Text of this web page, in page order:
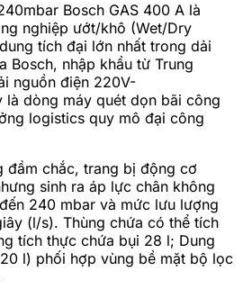
Bosch GAS 400 A là
nghiệp ướt/khô (Wet/Dry
tích đại lớn nhất trong dải
Bosch, nhập khẩu từ Trung
nguồn điện 220V-
dòng máy quét dọn bãi công
logistics quy mô đại công
đầm chắc, trang bị động cơ
sinh ra áp lực chân không
240 mbar và mức lưu lượng
(l/s). Thùng chứa có thể tích
tích thực chứa bụi 28 l; Dung
l) phối hợp vùng bề mặt bộ lọc